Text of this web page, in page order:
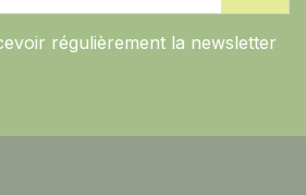
régulièrement la newsletter